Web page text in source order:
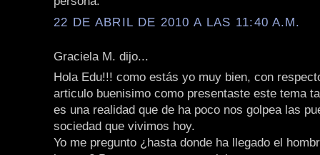
22 DE ABRIL DE 2010 A LAS 11:40 A.M.
Graciela M. dijo...
Hola Edu!!! como estás yo muy bien, con
articulo buenisimo como presentaste este tema
es una realidad que de ha poco nos golpea las
sociedad que vivimos hoy.
Yo me pregunto ¿hasta donde ha llegado el